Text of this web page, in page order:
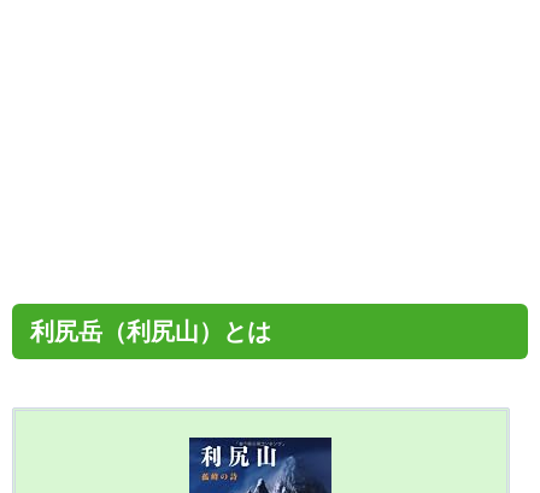
利尻岳（利尻山）とは